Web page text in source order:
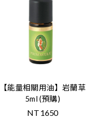
【能量相關用油】岩蘭草
5ml (預購)
NT 1650